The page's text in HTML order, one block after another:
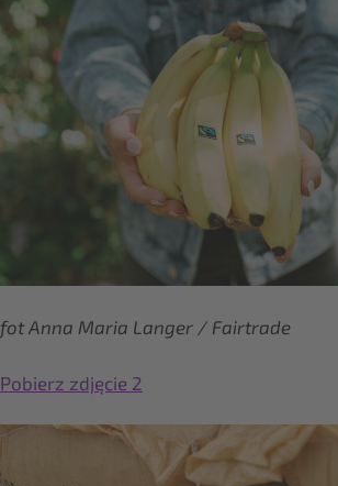
fot Anna Maria Langer / Fairtrade
Pobierz zdjęcie 2